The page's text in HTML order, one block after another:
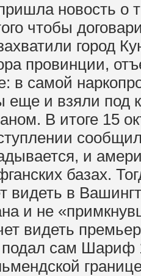
новость о
чтобы
город
провинции,
в самой
еще и взяли под
В итоге 15
и
базах.
видеть в
и не
видеть
сам Шариф